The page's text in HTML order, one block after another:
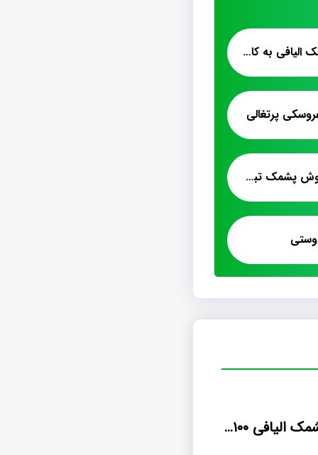
فروش صادراتی پشمک الیافی به کابل
پرتغالی
فروشگاه اینترنتی فروش پشمک تبریز
قیمت خرید پشمک الیافی ۱۰۰ گرمی وانیلی